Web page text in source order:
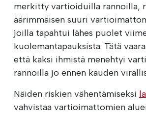
merkitty vartioiduilla rannoilla,
äärimmäisen suuri
joilla tapahtui lähes puolet
kuolemantapauksista. Tätä
että kaksi ihmistä menehtyi
rannoilla jo ennen kauden
Näiden riskien vähentämiseksi
vahvistaa vartioimattomien